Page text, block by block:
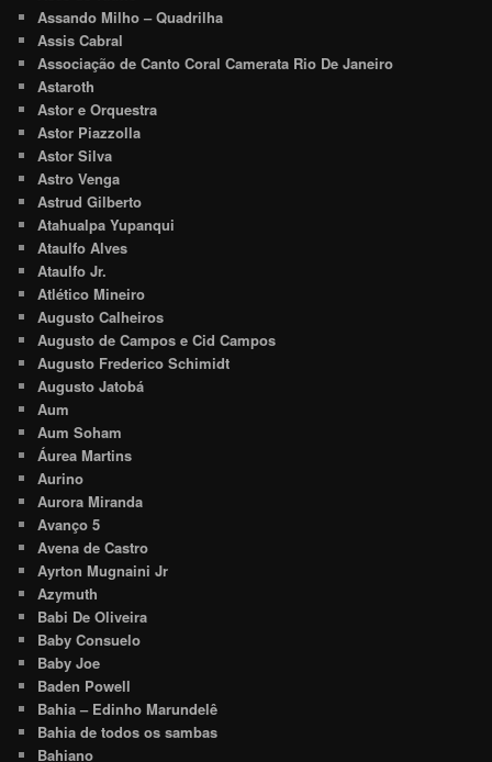
Assando Milho – Quadrilha
Assis Cabral
Associação de Canto Coral Camerata Rio De Janeiro
Astaroth
Astor e Orquestra
Astor Piazzolla
Astor Silva
Astro Venga
Astrud Gilberto
Atahualpa Yupanqui
Ataulfo Alves
Ataulfo Jr.
Atlético Mineiro
Augusto Calheiros
Augusto de Campos e Cid Campos
Augusto Frederico Schimidt
Augusto Jatobá
Aum
Aum Soham
Áurea Martins
Aurino
Aurora Miranda
Avanço 5
Avena de Castro
Ayrton Mugnaini Jr
Azymuth
Babi De Oliveira
Baby Consuelo
Baby Joe
Baden Powell
Bahia – Edinho Marundelê
Bahia de todos os sambas
Bahiano